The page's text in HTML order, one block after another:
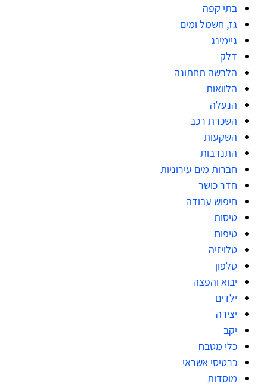
בתי קפה
גז, חשמל ומים
גיימינג
דלק
הלבשה תחתונה
הלוואות
הנעלה
השכרת רכב
השקעות
התנדבות
חברות מים עירוניות
חדר כושר
חיפוש עבודה
טיסות
טיפוח
טלויזיה
טלפון
יבוא והפצה
ילדים
יצירה
יקב
כלי מטבח
כרטיסי אשראי
מוסדות